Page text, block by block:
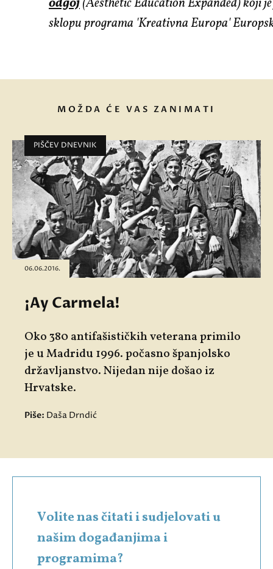
sklopu programa 'Kreativna Europa'
MOŽDA ĆE VAS ZANIMATI
PIŠČEV DNEVNIK
06.06.2016.
¡Ay Carmela!
Oko 380 antifašističkih veterana primilo
je u Madridu 1996. počasno španjolsko
državljanstvo. Nijedan nije došao iz
Hrvatske.
Piše: Daša Drndić
Volite nas čitati i sudjelovati u
našim događanjima i
programima?